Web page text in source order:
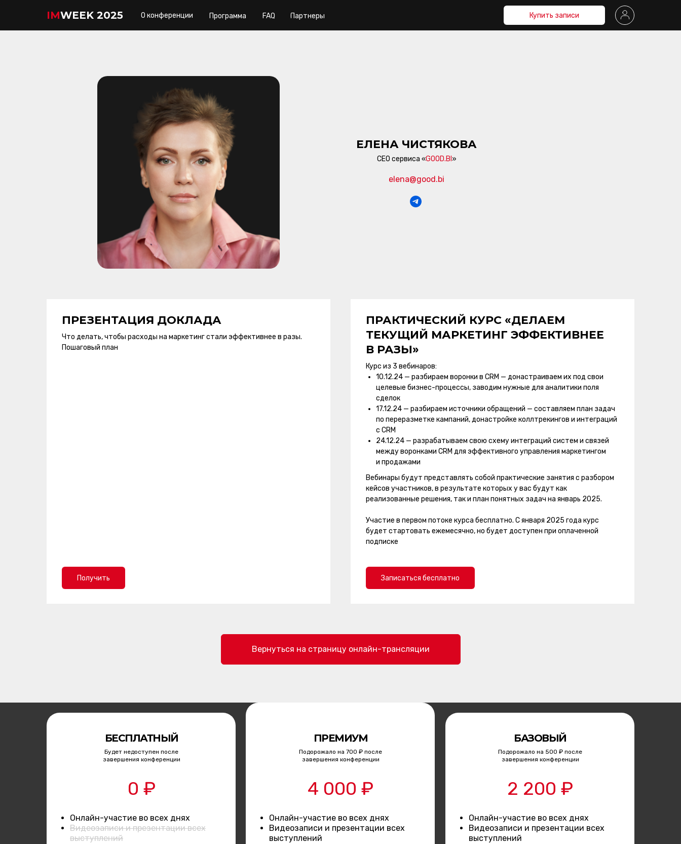
Купить записи
Партнеры
FAQ
О конференции
IMWEEK 2025 Программа
ЕЛЕНА ЧИСТЯКОВА
CEO сервиса «GOOD.BI »
elena@good.bi
ПРЕЗЕНТАЦИЯ ДОКЛАДА
Что делать, чтобы расходы на маркетинг стали эффективнее в разы.
Пошаговый план
Получить
ПРАКТИЧЕСКИЙ КУРС «ДЕЛАЕМ
ТЕКУЩИЙ МАРКЕТИНГ ЭФФЕКТИВНЕЕ
В РАЗЫ»
Курс из 3 вебинаров:
10.12.24 — разбираем воронки в CRM — донастраиваем их под свои
целевые бизнес-процессы, заводим нужные для аналитики поля
сделок
17.12.24 — разбираем источники обращений — составляем план задач
по переразметке кампаний, донастройке коллтрекингов и интеграций
с CRM
24.12.24 — разрабатываем свою схему интеграций систем и связей
между воронками CRM для эффективного управления маркетингом
и продажами
Вебинары будут представлять собой практические занятия с разбором
кейсов участников, в результате которых у вас будут как
реализованные решения, так и план понятных задач на январь 2025.
Участие в первом потоке курса бесплатно. С января 2025 года курс
будет стартовать ежемесячно, но будет доступен при оплаченной
подписке
Записаться бесплатно
Вернуться на страницу онлайн-трансляции
Онлайн-участие во всех днях
Видеозаписи и презентации всех
выступлений
2 200 ₽
Подорожало на 500 ₽ после
завершения конференции
БАЗОВЫЙ
Онлайн-участие во всех днях
Видеозаписи и презентации всех
выступлений
4 000 ₽
Подорожало на 700 ₽ после
завершения конференции
ПРЕМИУМ
Онлайн-участие во всех днях
Видеозаписи и презентации всех
выступлений
0 ₽
Будет недоступен после
завершения конференции
БЕСПЛАТНЫЙ